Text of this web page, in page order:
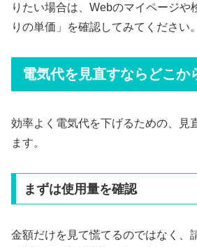
りたい場合は、Webのマイページや
りの単価」を確認してみてください。
電気代を見直すならどこか
効率よく電気代を下げるための、見
ます。
まずは使用量を確認
金額だけを見て慌てるのではなく、